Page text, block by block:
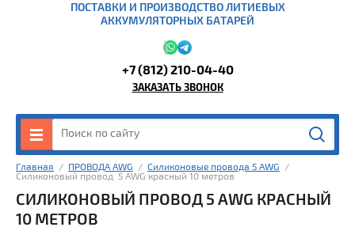
ПОСТАВКИ И ПРОИЗВОДСТВО ЛИТИЕВЫХ
АККУМУЛЯТОРНЫХ БАТАРЕЙ
+7 (812) 210-04-40
ЗАКАЗАТЬ ЗВОНОК
Главная
  /
ПРОВОДА AWG
  /
Силиконовые провода 5 AWG
  /
Силиконовый провод  5 AWG красный 10 метров
СИЛИКОНОВЫЙ ПРОВОД 5 AWG КРАСНЫЙ
10 МЕТРОВ